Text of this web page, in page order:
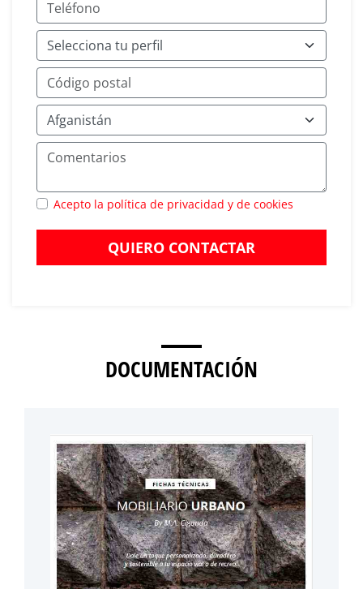
Acepto la política de privacidad y de cookies
QUIERO CONTACTAR
DOCUMENTACIÓN